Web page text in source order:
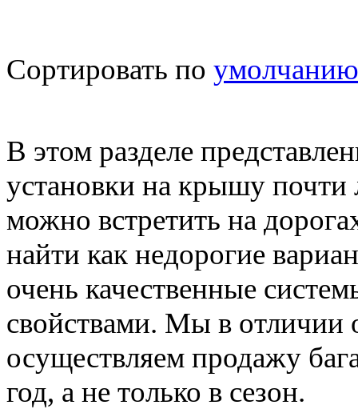
Сортировать по умолчанию
В этом разделе
установки на крышу
можно встретить на
найти как недорогие
очень качественные
свойствами. Мы в отличии
осуществляем продажу
год, а не только в сезон.